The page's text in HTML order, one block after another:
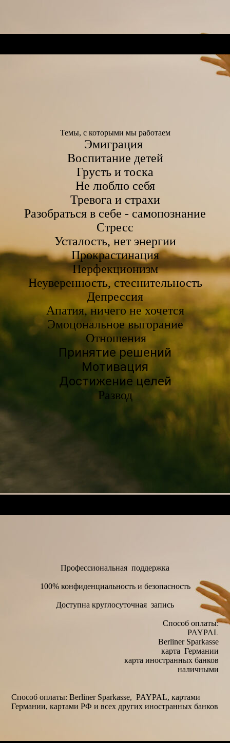
Темы, с которыми мы работаем
Эмиграция
Воспитание детей
Грусть и тоска
Не люблю себя
Тревога и страхи
Разобраться в себе - самопознание
Стресс
Усталость, нет энергии
Прокрастинация
Перфекционизм
Неуверенность, стеснительность
Депрессия
Апатия, ничего не хочется
Эмоцональное выгорание
Отношения
Принятие решений
Мотивация
Достижение целей
Развод
Профессиональная поддержка
100% конфиденциальность и безопасность
Доступна круглосуточная запись
Способ оплаты:
PAYPAL
Berliner Sparkasse
карта Германии
карта иностранных банков
наличными
Способ оплаты: Berliner Sparkasse, PAYPAL, картами
Германии, картами РФ и всех других иностранных банков